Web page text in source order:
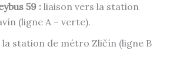
59 :liaison vers la station
(ligne A – verte).
station de métro Zličín (ligne B